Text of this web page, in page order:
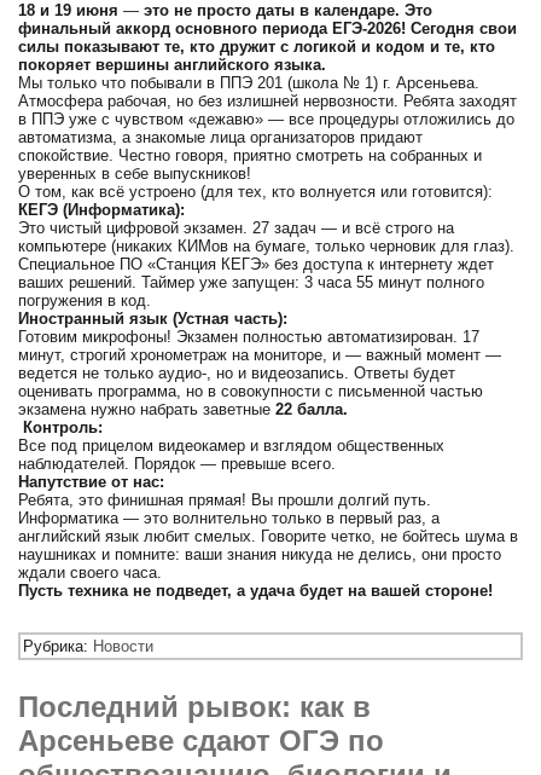
18 и 19 июня —это не просто даты в календаре. Это
финальный аккорд основного периода ЕГЭ-2026! Сегодня свои
силы показывают те, кто дружит с логикой и кодом и те, кто
покоряет вершины английского языка.
Мы только что побывали в ППЭ 201 (школа № 1) г. Арсеньева.
Атмосфера рабочая, но без излишней нервозности. Ребята заходят
в ППЭ уже с чувством «дежавю» — все процедуры отложились до
автоматизма, а знакомые лица организаторов придают
спокойствие. Честно говоря, приятно смотреть на собранных и
уверенных в себе выпускников!
О том, как всё устроено (для тех, кто волнуется или готовится):
КЕГЭ (Информатика):
Это чистый цифровой экзамен. 27 задач — и всё строго на
компьютере (никаких КИМов на бумаге, только черновик для глаз).
Специальное ПО «Станция КЕГЭ» без доступа к интернету ждет
ваших решений. Таймер уже запущен: 3 часа 55 минут полного
погружения в код.
Иностранный язык (Устная часть):
Готовим микрофоны! Экзамен полностью автоматизирован. 17
минут, строгий хронометраж на мониторе, и — важный момент —
ведется не только аудио-, но и видеозапись. Ответы будет
оценивать программа, но в совокупности с письменной частью
экзамена нужно набрать заветные22 балла.
Контроль:
Все под прицелом видеокамер и взглядом общественных
наблюдателей. Порядок — превыше всего.
Напутствие от нас:
Ребята, это финишная прямая! Вы прошли долгий путь.
Информатика — это волнительно только в первый раз, а
английский язык любит смелых. Говорите четко, не бойтесь шума в
наушниках и помните: ваши знания никуда не делись, они просто
ждали своего часа.
Пусть техника не подведет, а удача будет на вашей стороне!
Рубрика: Новости
Последний рывок: как в
Арсеньеве сдают ОГЭ по